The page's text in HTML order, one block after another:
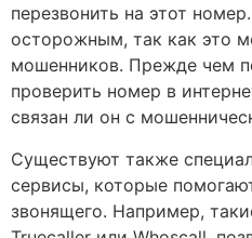
перезвонить на этот
осторожным, так как это
мошенников. Прежде чем
проверить номер в
связан ли он с
Существуют также
сервисы, которые
звонящего. Например,